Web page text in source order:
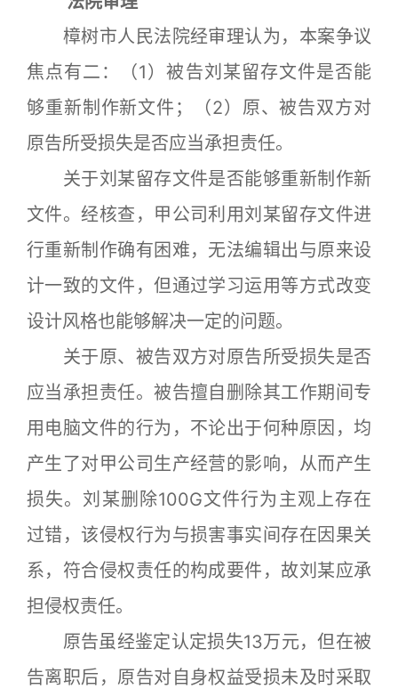
樟树市人民法院经审理认为，本案争议
焦点有二：（1）被告刘某留存文件是否能
够重新制作新文件；（2）原、被告双方对
原告所受损失是否应当承担责任。
关于刘某留存文件是否能够重新制作新
文件。经核查，甲公司利用刘某留存文件进
行重新制作确有困难，无法编辑出与原来设
计一致的文件，但通过学习运用等方式改变
设计风格也能够解决一定的问题。
关于原、被告双方对原告所受损失是否
应当承担责任。被告擅自删除其工作期间专
用电脑文件的行为，不论出于何种原因，均
产生了对甲公司生产经营的影响，从而产生
损失。刘某删除100G文件行为主观上存在
过错，该侵权行为与损害事实间存在因果关
系，符合侵权责任的构成要件，故刘某应承
担侵权责任。
原告虽经鉴定认定损失13万元，但在被
告离职后，原告对自身权益受损未及时采取